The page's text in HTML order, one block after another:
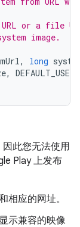
or a file
image.
, long
,
因此您无法使用
Play 上发布
相应的网址。
示兼容的映像